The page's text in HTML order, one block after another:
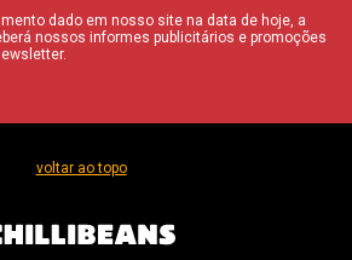
dado em nosso site na data de hoje, a
nossos informes publicitários e promoções
voltar ao topo